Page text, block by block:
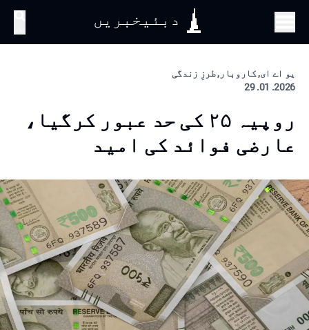
دبئیخبریں
یو اے ای, کاروبار, طرزِ زندگی
2026. 01. 29
روپیہ ۲۵ کی حد عبور کرگیا،
عارضی فوائد کی امید